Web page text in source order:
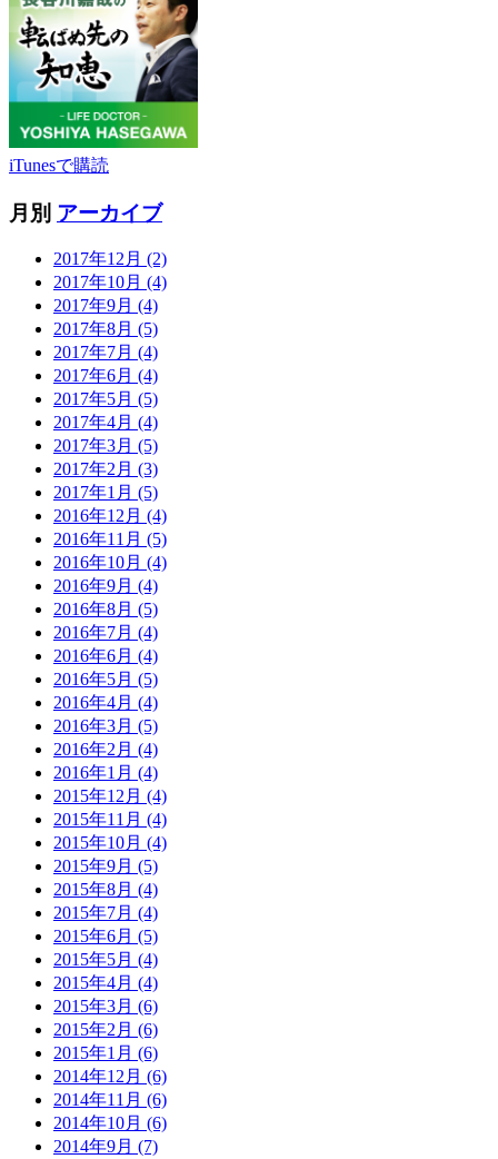
iTunesで購読
月別 アーカイブ
2017年12月 (2)
2017年10月 (4)
2017年9月 (4)
2017年8月 (5)
2017年7月 (4)
2017年6月 (4)
2017年5月 (5)
2017年4月 (4)
2017年3月 (5)
2017年2月 (3)
2017年1月 (5)
2016年12月 (4)
2016年11月 (5)
2016年10月 (4)
2016年9月 (4)
2016年8月 (5)
2016年7月 (4)
2016年6月 (4)
2016年5月 (5)
2016年4月 (4)
2016年3月 (5)
2016年2月 (4)
2016年1月 (4)
2015年12月 (4)
2015年11月 (4)
2015年10月 (4)
2015年9月 (5)
2015年8月 (4)
2015年7月 (4)
2015年6月 (5)
2015年5月 (4)
2015年4月 (4)
2015年3月 (6)
2015年2月 (6)
2015年1月 (6)
2014年12月 (6)
2014年11月 (6)
2014年10月 (6)
2014年9月 (7)